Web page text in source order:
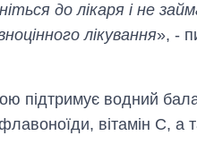
до лікаря і не
лікування», -
підтримує водний
вітамін С, а